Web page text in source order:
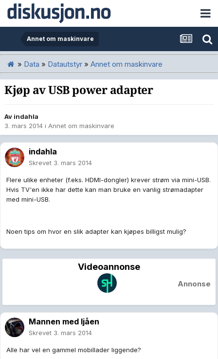
Annet om maskinvare
» Data » Datautstyr » Annet om maskinvare
Kjøp av USB power adapter
Av indahla
3. mars 2014 i Annet om maskinvare
indahla
Skrevet 3. mars 2014
Flere ulike enheter (f.eks. HDMI-dongler) krever strøm via mini-USB.
Hvis TV'en ikke har dette kan man bruke en vanlig strømadapter
med mini-USB.
Noen tips om hvor en slik adapter kan kjøpes billigst mulig?
Videoannonse
Annonse
Mannen med ljåen
Skrevet 3. mars 2014
Alle har vel en gammel mobillader liggende?